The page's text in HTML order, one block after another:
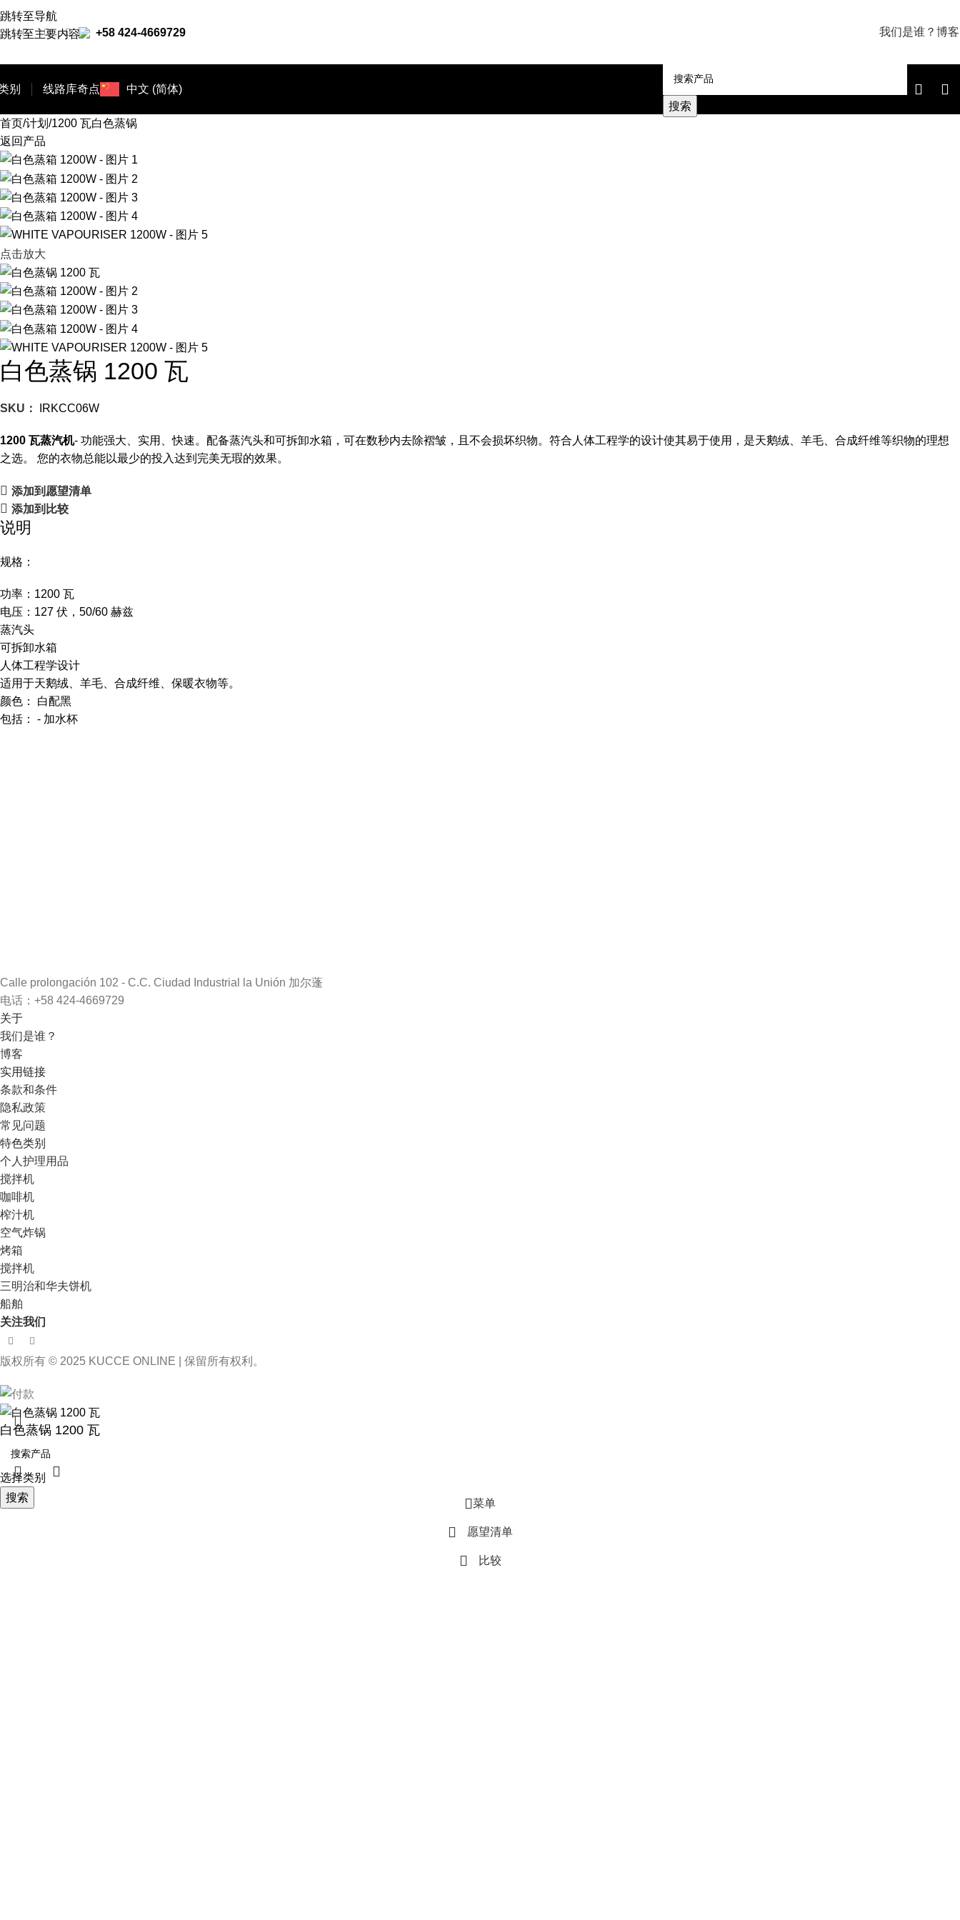
跳转至导航
跳转至主要内容
+58 424-4669729 我们是谁？ 博客
别 线路库奇点
中文 (简体)
搜索
首页 计划 1200 瓦白色蒸锅
返回产品
点击放大
白色蒸锅 1200 瓦
SKU： IRKCC06W
1200 瓦蒸汽机- 功能强大、实用、快速。配备蒸汽头和可拆卸水箱，可在数秒内去除褶皱，且不会损坏织物。符合人体工程学的设计使其易于使用，是天鹅绒、羊毛、合成纤维等织物的理想
之选。 您的衣物总能以最少的投入达到完美无瑕的效果。
添加到愿望清单
添加到比较
说明
规格：
功率：1200 瓦
电压：127 伏，50/60 赫兹
蒸汽头
可拆卸水箱
人体工程学设计
适用于天鹅绒、羊毛、合成纤维、保暖衣物等。
颜色： 白配黑
包括： - 加水杯
Calle prolongación 102 - C.C. Ciudad Industrial la Unión 加尔蓬
电话：+58 424-4669729
关于
我们是谁？
博客
实用链接
条款和条件
隐私政策
常见问题
特色类别
个人护理用品
搅拌机
咖啡机
榨汁机
空气炸锅
烤箱
搅拌机
三明治和华夫饼机
船舶
关注我们
版权所有 © 2025 KUCCE ONLINE | 保留所有权利。
选择类别
搜索
白色蒸锅 1200 瓦
菜单
愿望清单
比较